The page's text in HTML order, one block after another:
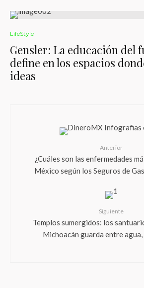
LifeStyle
Gensler: La educación del
define en los espacios
ideas
Anterior
¿Cuáles son las enfermedades
México según los Seguros de
Siguiente
Templos sumergidos: los
Michoacán guarda entre